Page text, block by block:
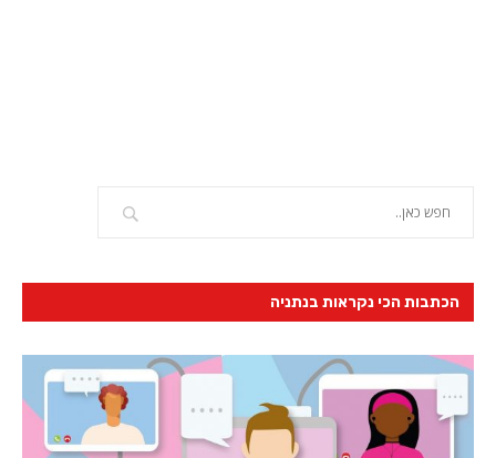
הכתבות הכי נקראות בנתניה